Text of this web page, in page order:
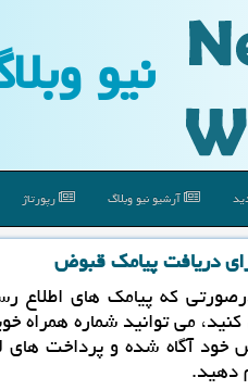
نیو
آرشیو نیو وبلاگ رپورتاژ
دریافت پیامك قبوض
كه پیامك های اطلاع
می توانید شماره همراه
خود آگاه شده و پرداخت های
دهید.